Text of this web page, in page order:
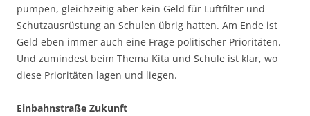
pumpen, gleichzeitig aber kein Geld für Luftfilter und
Schutzausrüstung an Schulen übrig hatten. Am Ende ist
Geld eben immer auch eine Frage politischer Prioritäten.
Und zumindest beim Thema Kita und Schule ist klar, wo
diese Prioritäten lagen und liegen.
Einbahnstraße Zukunft